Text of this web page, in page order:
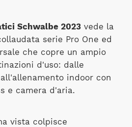
Schwalbe 2023vede la
serie Pro One ed
che copre un ampio
d'uso: dalle
indoor con
e camera d'aria.
vista colpisce